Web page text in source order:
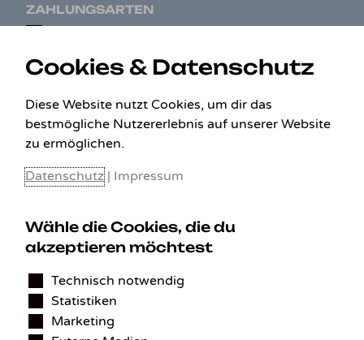
ZAHLUNGSARTEN
KONTAKT
Benedikt Stelzner
Autopflege Stelzner
Kohlgraben 2b
97799 Zeitlofs
Cookies & Datenschutz
Diese Website nutzt Cookies, um dir das
bestmögliche Nutzererlebnis auf unserer Website
zu ermöglichen.
Datenschutz | Impressum
Wähle die Cookies, die du
akzeptieren möchtest
Technisch notwendig
Statistiken
Marketing